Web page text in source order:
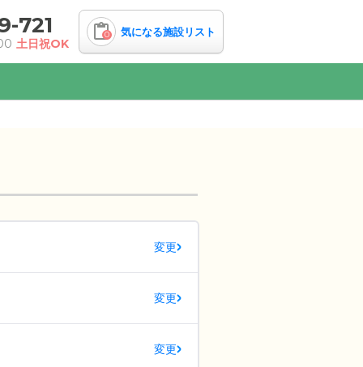
721
土日祝OK
0 気になる施設リスト
変更
変更
変更